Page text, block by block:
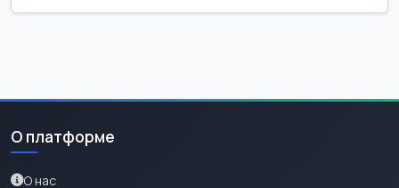
О платформе
О нас